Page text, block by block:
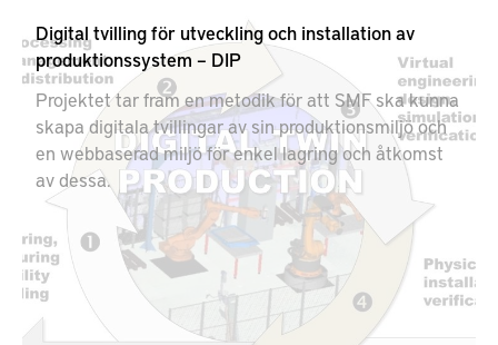
Digital tvilling för utveckling och installation av
produktionssystem – DIP
Projektet tar fram en metodik för att SMF ska kunna
skapa digitala tvillingar av sin produktionsmiljö och
en webbaserad miljö för enkel lagring och åtkomst
av dessa.